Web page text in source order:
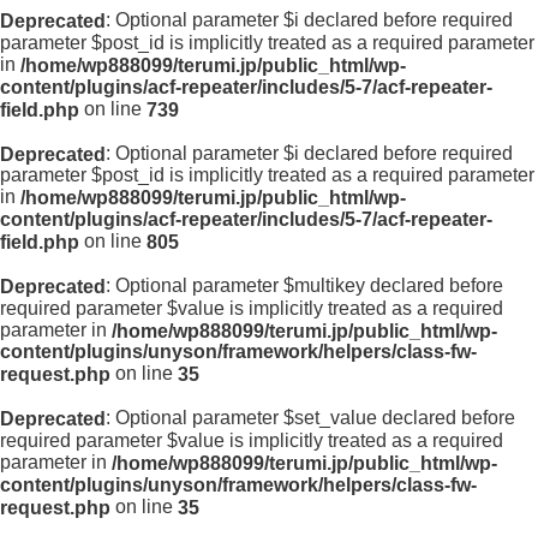
Deprecated : Optional parameter $i declared before required
parameter $post_id is implicitly treated as a required parameter
in /home/wp888099/terumi.jp/public_html/wp-
content/plugins/acf-repeater/includes/5-7/acf-repeater-
field.php on line 739
Deprecated: Optional parameter $i declared before required
parameter $post_id is implicitly treated as a required parameter
in /home/wp888099/terumi.jp/public_html/wp-
content/plugins/acf-repeater/includes/5-7/acf-repeater-
field.php on line 805
Deprecated : Optional parameter $multikey declared before
required parameter $value is implicitly treated as a required
parameter in /home/wp888099/terumi.jp/public_html/wp-
content/plugins/unyson/framework/helpers/class-fw-
request.php on line 35
Deprecated : Optional parameter $set_value declared before
required parameter $value is implicitly treated as a required
parameter in /home/wp888099/terumi.jp/public_html/wp-
content/plugins/unyson/framework/helpers/class-fw-
request.php on line 35